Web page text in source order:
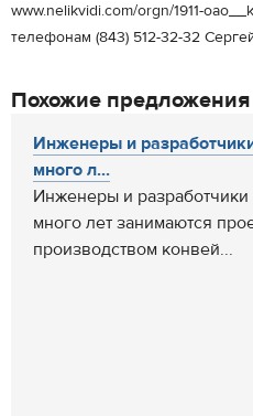
www.nelikvidi.com/orgn/1911-
телефонам (843) 512-32-32
Похожие предложения
Инженеры и
много л...
Инженеры и
много лет занимаются
производством конвей...